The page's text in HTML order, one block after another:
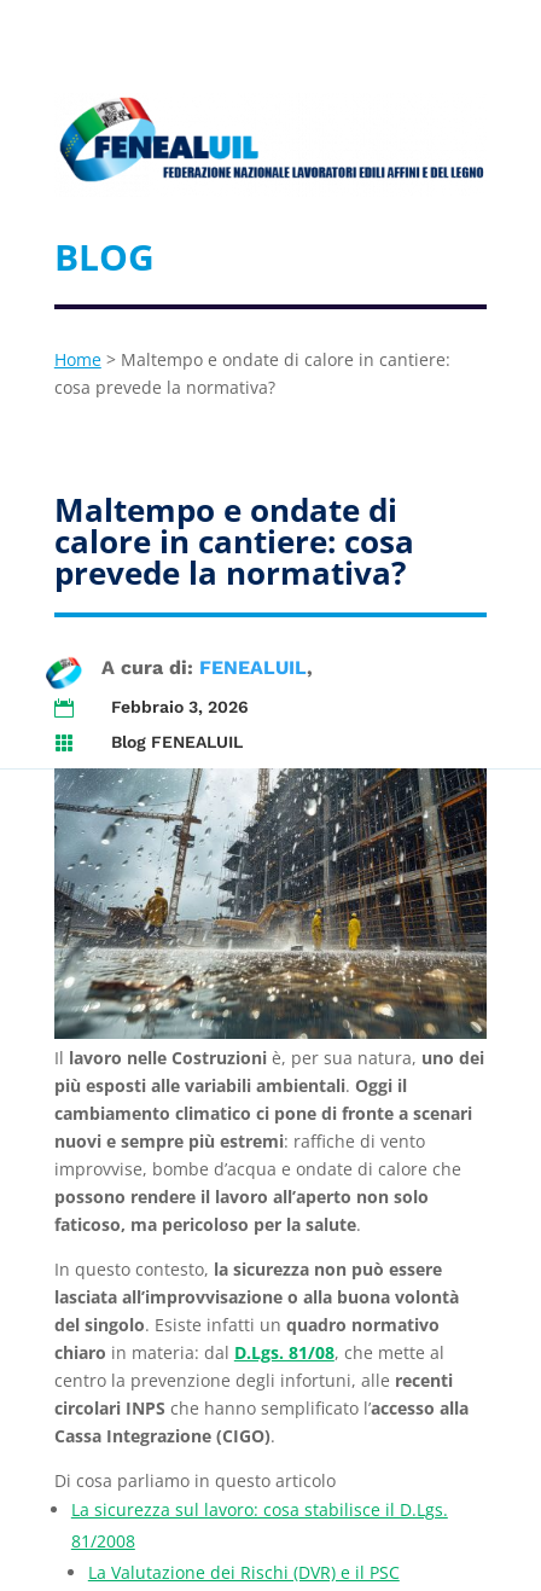
BLOG
Home> Maltempo e ondate di calore in cantiere:
cosa prevede la normativa?
Maltempo e ondate di
calore in cantiere: cosa
prevede la normativa?
A cura di: FENEALUIL

Febbraio 3, 2026

Blog FENEALUIL
Il lavoro nelle Costruzioni è, per sua natura, uno dei
più esposti alle variabili ambientali. Oggi il
cambiamento climatico ci pone di fronte a scenari
nuovi e sempre più estremi: raffiche di vento
improvvise, bombe d’acqua e ondate di calore che
possono rendere il lavoro all’aperto non solo
faticoso, ma pericoloso per la salute.
In questo contesto, la sicurezza non può essere
lasciata all’improvvisazione o alla buona volontà
del singolo. Esiste infatti un quadro normativo
chiaro in materia: dal D.Lgs. 81/08, che mette al
centro la prevenzione degli infortuni, alle recenti
circolari INPS che hanno semplificato l’accesso alla
Cassa Integrazione (CIGO).
Di cosa parliamo in questo articolo
La sicurezza sul lavoro: cosa stabilisce il D.Lgs.
81/2008
La Valutazione dei Rischi (DVR) e il PSC